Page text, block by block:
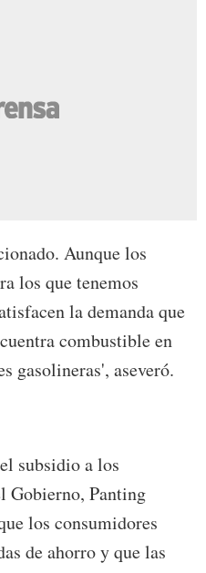
Aunque los
los que tenemos
la demanda que
combustible en
gasolineras', aseveró.
subsidio a los
Gobierno, Panting
los consumidores
de ahorro y que las